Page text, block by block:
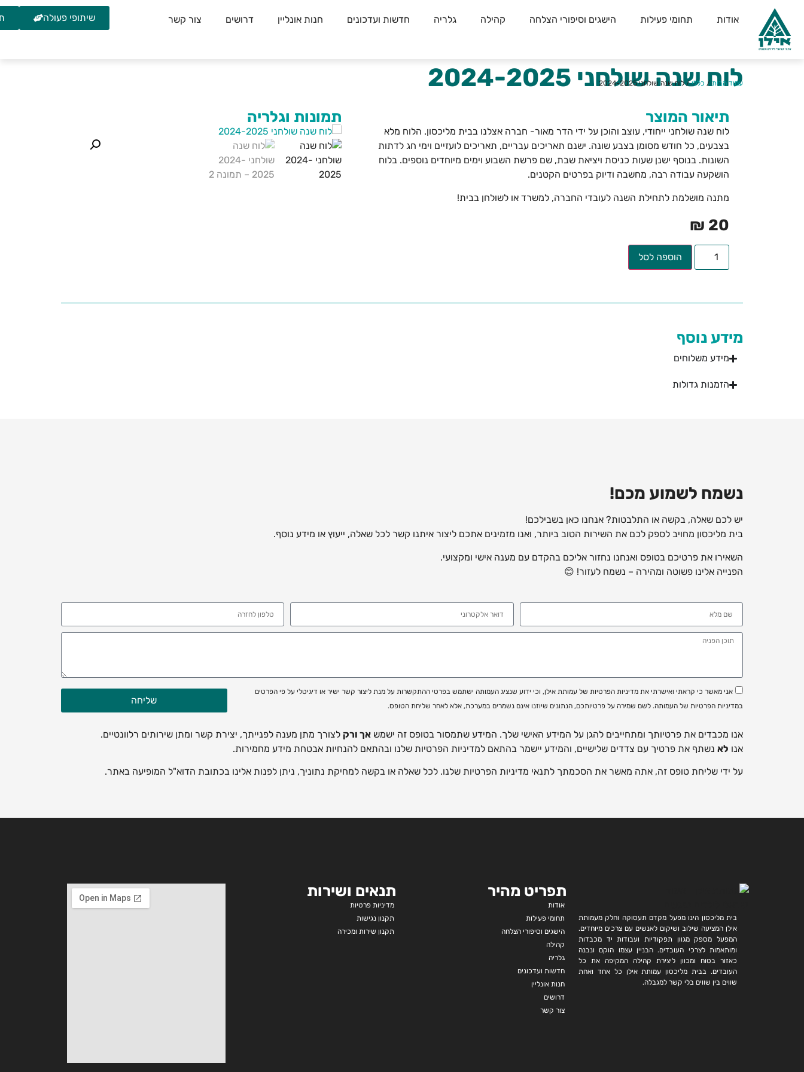
אודות תחומי פעילות הישגים וסיפורי הצלחה קהילה גלריה חדשות ועדכונים חנות אונליין דרושים צור קשר שיתופי פעולה
לוח שנה שולחני 2024-2025
עמוד הבית / כללי/ לוח שנה שולחני 2024-2025
תיאור המוצר
לוח שנה שולחני ייחודי, עוצב והוכן על ידי הדר מאור- חברה אצלנו בבית מליכסון. הלוח מלא
בצבעים, כל חודש מסומן בצבע שונה. ישנם תאריכים עבריים, תאריכים לועזיים וימי חג לדתות
השונות. בנוסף ישנן שעות כניסת ויציאת שבת, שם פרשת השבוע וימים מיוחדים נוספים. בלוח
הושקעה עבודה רבה, מחשבה ודיוק בפרטים הקטנים.
מתנה מושלמת לתחילת השנה לעובדי החברה, למשרד או לשולחן בבית!
₪ 20
הוספה לסל
תמונות וגלריה
מידע נוסף
מידע משלוחים
הזמנות גדולות
נשמח לשמוע מכם!
יש לכם שאלה, בקשה או התלבטות? אנחנו כאן בשבילכם!
בית מליכסון מחויב לספק לכם את השירות הטוב ביותר, ואנו מזמינים אתכם ליצור איתנו קשר לכל שאלה, ייעוץ או מידע נוסף.
השאירו את פרטיכם בטופס ואנחנו נחזור אליכם בהקדם עם מענה אישי ומקצועי.
הפנייה אלינו פשוטה ומהירה – נשמח לעזור! 😊
אני מאשר כי קראתי ואישרתי את מדיניות הפרטיות של עמותת אילן, וכי ידוע שנציג העמותה ישתמש בפרטי ההתקשרות על מנת ליצור קשר ישיר או דיגיטלי על פי הפרטים
במדיניות הפרטיות של העמותה. לשם שמירה על פרטיותכם, הנתונים שיוזנו אינם נשמרים במערכת, אלא לאחר שליחת הטופס.
שליחה
אנו מכבדים את פרטיותך ומתחייבים להגן על המידע האישי שלך. המידע שתמסור בטופס זה ישמש אך ורק לצורך מתן מענה לפנייתך, יצירת קשר ומתן שירותים רלוונטיים.
אנו לא נשתף את פרטיך עם צדדים שלישיים, והמידע יישמר בהתאם למדיניות הפרטיות שלנו ובהתאם להנחיות אבטחת מידע מחמירות.
על ידי שליחת טופס זה, אתה מאשר את הסכמתך לתנאי מדיניות הפרטיות שלנו. לכל שאלה או בקשה למחיקת נתוניך, ניתן לפנות אלינו בכתובת הדוא"ל המופיעה באתר.
בית מליכסון הינו מפעל מקדם תעסוקה וחלק מעמותת
אילן המציעה שילוב ושיקום לאנשים עם צרכים מיוחדים.
המפעל מספק מגוון תפקודיות ועבודות יד מכבדות
ומותאמות לצרכי העובדים. הבניין עצמו הוקם ונבנה
כאזור בטוח ומכוון ליצירת קהילה המקיפה את כל
העובדים. בבית מליכסון עמותת אילן כל אחד ואחת
שווים בין שווים בלי קשר למגבלה.
תפריט מהיר
אודות
תחומי פעילות
הישגים וסיפורי הצלחה
קהילה
גלריה
חדשות ועדכונים
חנות אונליין
דרושים
צור קשר
תנאים ושירות
מדיניות פרטיות
תקנון נגישות
תקנון שירות ומכירה